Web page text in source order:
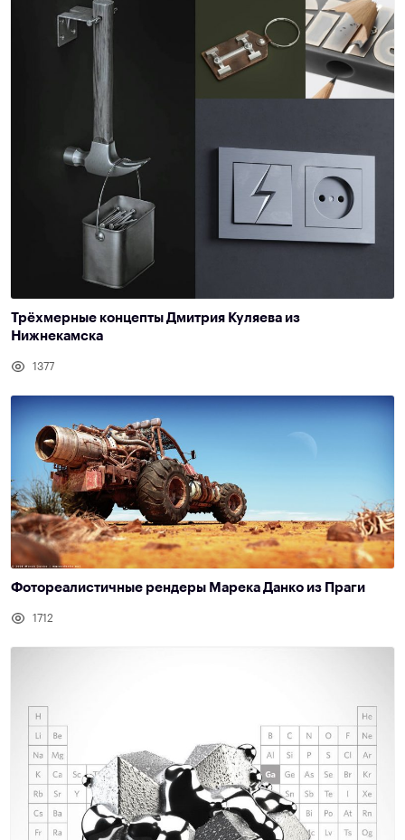
Трёхмерные концепты Дмитрия Куляева из
Нижнекамска
1377
Фотореалистичные рендеры Марека Данко из Праги
1712